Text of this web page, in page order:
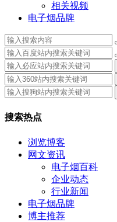
相关视频
电子烟品牌
搜索热点
浏览博客
网文资讯
电子烟百科
企业动态
行业新闻
电子烟品牌
博主推荐